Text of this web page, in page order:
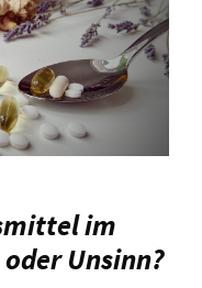
im
Unsinn?